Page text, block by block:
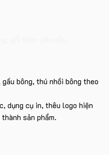
bông, thú nhồi bông theo
dụng cụ in, thêu logo hiện
sản phẩm.